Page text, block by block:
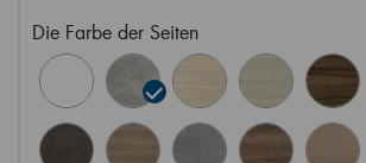
Die Farbe der Seiten